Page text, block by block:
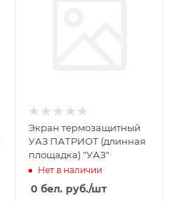
Экран термозащитный
УАЗ ПАТРИОТ (длинная
площадка) "УАЗ"
Нет в наличии
0 бел. руб./шт